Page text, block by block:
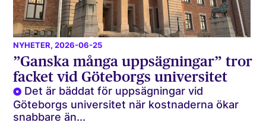
NYHETER, 2026-06-25
”Ganska många uppsägningar” tror
facket vid Göteborgs universitet
Det är bäddat för uppsägningar vid
Göteborgs universitet när kostnaderna ökar
snabbare än...